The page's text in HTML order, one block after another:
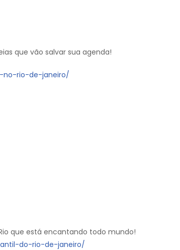
que vão salvar sua agenda!
no-rio-de-janeiro/
que está encantando todo mundo!
do-rio-de-janeiro/